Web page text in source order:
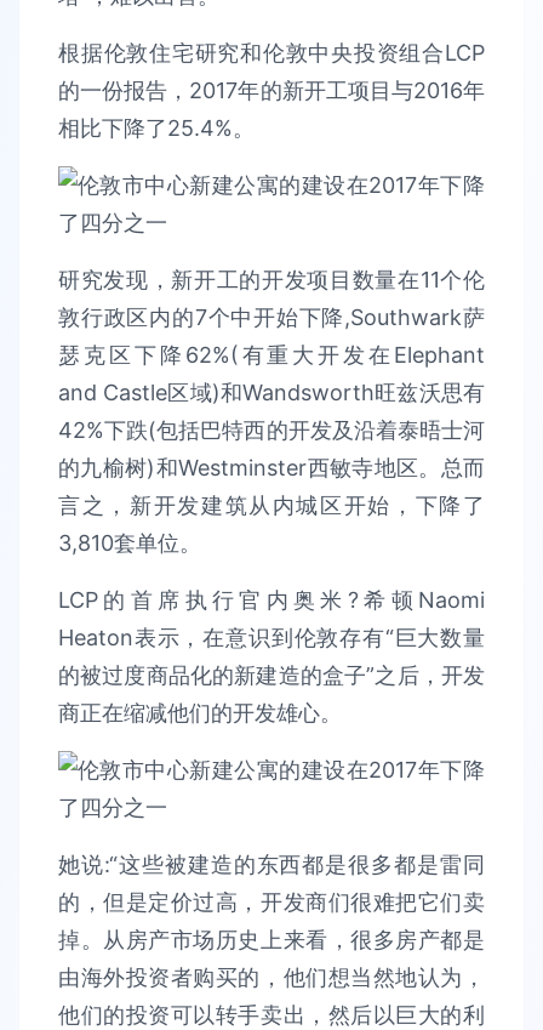
根据伦敦住宅研究和伦敦中央投资组合LCP
的一份报告，2017年的新开工项目与2016年
相比下降了25.4%。
研究发现，新开工的开发项目数量在11个伦
敦行政区内的7个中开始下降,Southwark萨
瑟克区下降62%(有重大开发在Elephant
and Castle区域)和Wandsworth旺兹沃思有
42%下跌(包括巴特西的开发及沿着泰晤士河
的九榆树)和Westminster西敏寺地区。总而
言之，新开发建筑从内城区开始，下降了
3,810套单位。
LCP的首席执行官内奥米?希顿Naomi
Heaton表示，在意识到伦敦存有“巨大数量
的被过度商品化的新建造的盒子”之后，开发
商正在缩减他们的开发雄心。
她说:“这些被建造的东西都是很多都是雷同
的，但是定价过高，开发商们很难把它们卖
掉。从房产市场历史上来看，很多房产都是
由海外投资者购买的，他们想当然地认为，
他们的投资可以转手卖出，然后以巨大的利